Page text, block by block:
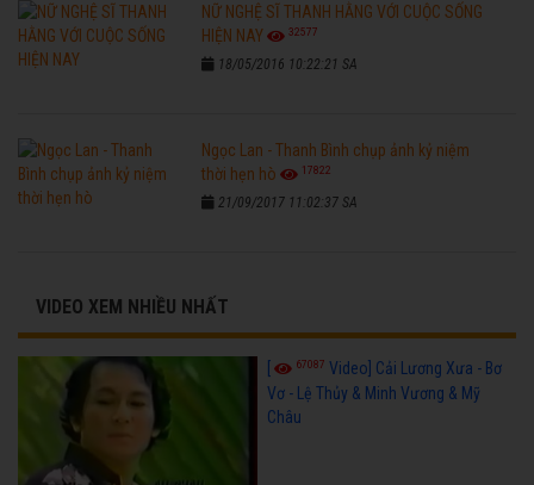
NỮ NGHỆ SĨ THANH HẰNG VỚI CUỘC SỐNG
HIỆN NAY
32577
18/05/2016 10:22:21 SA
Ngọc Lan - Thanh Bình chụp ảnh kỷ niệm
thời hẹn hò
17822
21/09/2017 11:02:37 SA
VIDEO XEM NHIỀU NHẤT
[ 67087 Video] Cải Lương Xưa - Bơ
Vơ - Lệ Thủy & Minh Vương & Mỹ
Châu